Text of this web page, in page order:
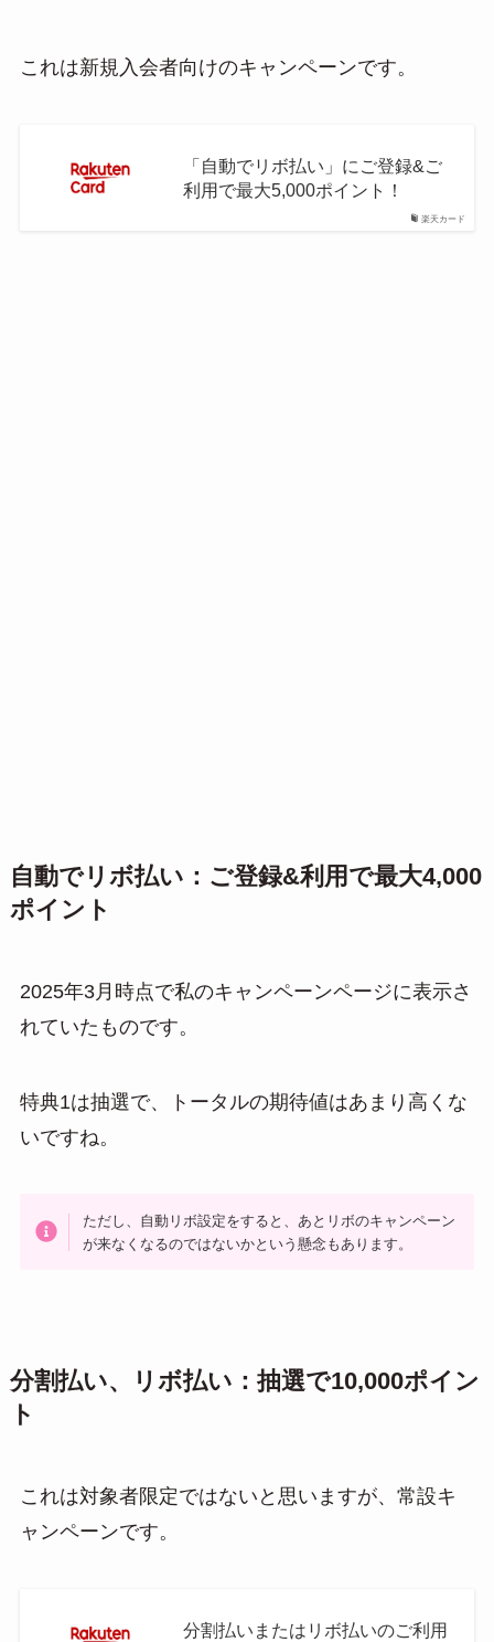
これは新規入会者向けのキャンペーンです。
楽天カード
「自動でリボ払い」にご登録&ご
利用で最大5,000ポイント！
自動でリボ払い：ご登録&利用で最大4,000
ポイント
2025年3月時点で私のキャンペーンページに表示さ
れていたものです。
特典1は抽選で、トータルの期待値はあまり高くな
いですね。
ただし、自動リボ設定をすると、あとリボのキャンペーン
が来なくなるのではないかという懸念もあります。
分割払い、リボ払い：抽選で10,000ポイン
ト
これは対象者限定ではないと思いますが、常設キ
ャンペーンです。
分割払いまたはリボ払いのご利用